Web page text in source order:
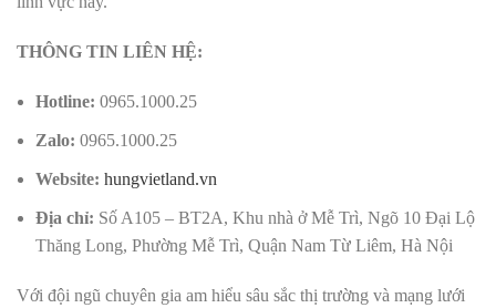
THÔNG TIN LIÊN HỆ:
Hotline: 0965.1000.25
Zalo: 0965.1000.25
Website: hungvietland.vn
Địa chỉ: Số A105 – BT2A, Khu nhà ở Mễ Trì, Ngõ 10 Đại Lộ
Thăng Long, Phường Mễ Trì, Quận Nam Từ Liêm, Hà Nội
Với đội ngũ chuyên gia am hiểu sâu sắc thị trường và mạng lưới